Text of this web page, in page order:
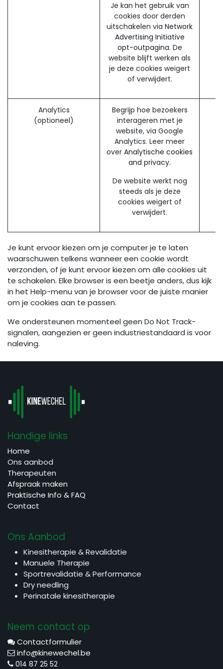
Je kan het gebruik van
cookies door derden
uitschakelen via Network
Advertising Initiative
opt-outpagina. De
website blijft werken als
je deze cookies weigert
of verwijdert.
Analytics
(optioneel)
Begrijp hoe bezoekers
interageren met je
website, via Google
Analytics. Leer meer
over Analytische cookies
and privacy.
De website werkt nog
steeds als je deze
cookies weigert of
verwijdert.
Je kunt ervoor kiezen om je computer je te laten
waarschuwen telkens wanneer een cookie wordt
verzonden, of je kunt ervoor kiezen om alle cookies uit
te schakelen. Elke browser is een beetje anders, dus kijk
in het Help-menu van je browser voor de juiste manier
om je cookies aan te passen.
We ondersteunen momenteel geen Do Not Track-
signalen, aangezien er geen industriestandaard is voor
naleving.
Handige links
Home
Ons aanbod
Therapeuten
Afspraak maken
Praktische Info & FAQ
Contact
Ons Aanbod
Kinesitherapie & Revalidatie
Manuele Therapie
Sportrevalidatie & Performance
Dry needling
Perinatale kinesitherapie
Neem contact op
Contactformulier
info@kinewechel.be
014 87 25 52